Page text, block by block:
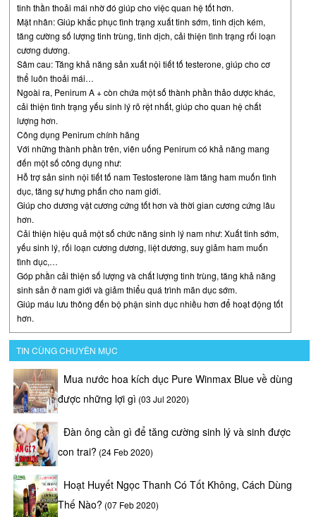
tinh thần thoải mái nhờ đó giúp cho việc quan hệ tốt hơn.
Mật nhân: Giúp khắc phục tình trạng xuất tinh sớm, tinh dịch kém,
tăng cường số lượng tinh trùng, tinh dịch, cải thiện tình trạng rối loạn
cương dương.
Sâm cau: Tăng khả năng sản xuất nội tiết tố testerone, giúp cho cơ
thể luôn thoải mái…
Ngoài ra, Penirum A + còn chứa một số thành phần thảo dược khác,
cải thiện tình trạng yếu sinh lý rõ rệt nhất, giúp cho quan hệ chất
lượng hơn.
Công dụng Penirum chính hãng
Với những thành phần trên, viên uống Penirum có khả năng mang
đến một số công dụng như:
Hỗ trợ sản sinh nội tiết tố nam Testosterone làm tăng ham muốn tình
dục, tăng sự hưng phấn cho nam giới.
Giúp cho dương vật cương cứng tốt hơn và thời gian cương cứng lâu
hơn.
Cải thiện hiệu quả một số chức năng sinh lý nam như: Xuất tinh sớm,
yếu sinh lý, rối loạn cương dương, liệt dương, suy giảm ham muốn
tình dục,…
Góp phần cải thiện số lượng và chất lượng tinh trùng, tăng khả năng
sinh sản ở nam giới và giảm thiểu quá trình mãn dục sớm.
Giúp máu lưu thông đến bộ phận sinh dục nhiều hơn để hoạt động tốt
hơn.
TIN CÙNG CHUYÊN MỤC
Mua nước hoa kích dục Pure Winmax Blue về dùng
được những lợi gì (03 Jul 2020)
Đàn ông cần gì để tăng cường sinh lý và sinh được
con trai? (24 Feb 2020)
Hoạt Huyết Ngọc Thanh Có Tốt Không, Cách Dùng
Thế Nào? (07 Feb 2020)